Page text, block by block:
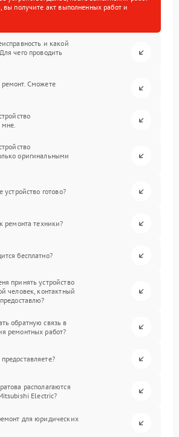
вы получите акт выполненных работ и
и какой
чего проводить
Сможете
оригинальными
готово?
ремонта техники?
бесплатно?
принять устройство
человек, контактный
обратную связь в
ремонтных работ?
располагаются
Electric?
для юридических